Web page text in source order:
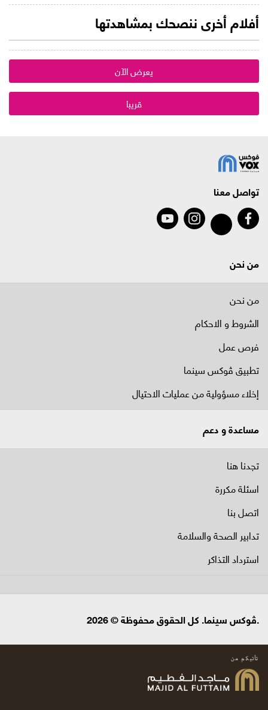
أفلام أخرى ننصحك بمشاهدتها
يعرض الآن
قريبا
تواصل معنا
من نحن
من نحن
الشروط و الاحكام
فرص عمل
تطبيق ڤوكس سينما
إخلاء مسؤولية من عمليات الاحتيال
مساعدة و دعم
تجدنا هنا
اسئلة مكررة
اتصل بنا
تدابير الصحة والسلامة
استرداد التذاكر
.ڤوكس سينما. كل الحقوق محفوظة © 2026